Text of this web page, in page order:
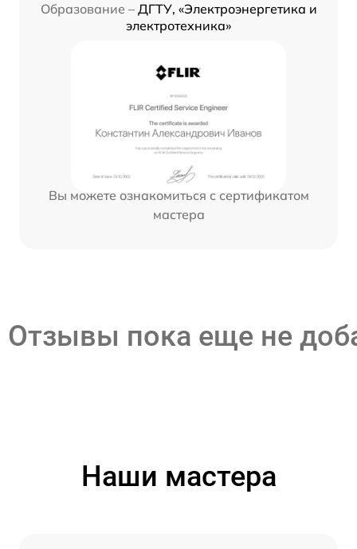
Образование – ДГТУ, «Электроэнергетика и
электротехника»
Вы можете ознакомиться с сертификатом
мастера
Отзывы пока еще не
Наши мастера